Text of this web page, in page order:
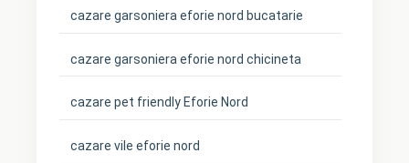
cazare garsoniera eforie nord bucatarie
cazare garsoniera eforie nord chicineta
cazare pet friendly Eforie Nord
cazare vile eforie nord